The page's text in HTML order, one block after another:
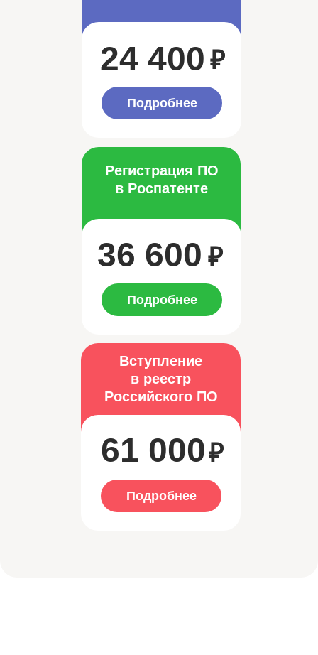
24 400 ₽
Подробнее
Регистрация ПО
в Роспатенте
36 600 ₽
Подробнее
Вступление
в реестр
Российского ПО
61 000₽
Подробнее